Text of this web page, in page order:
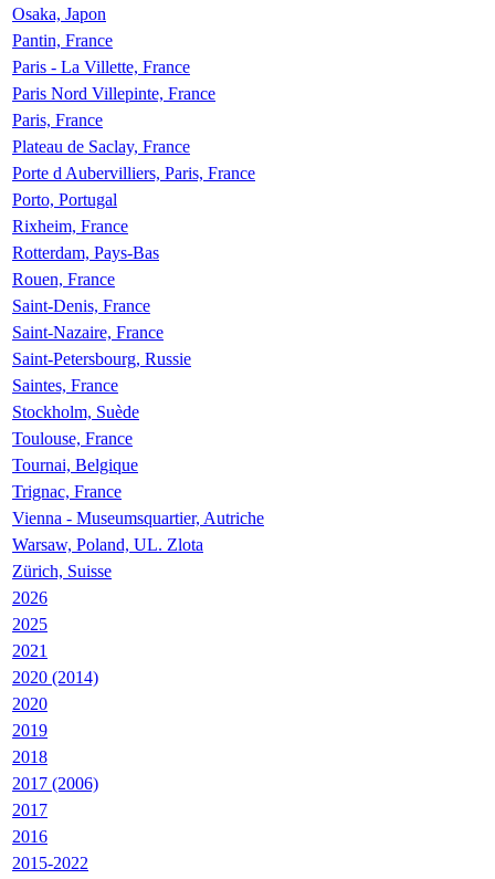
Osaka, Japon
Pantin, France
Paris - La Villette, France
Paris Nord Villepinte, France
Paris, France
Plateau de Saclay, France
Porte d Aubervilliers, Paris, France
Porto, Portugal
Rixheim, France
Rotterdam, Pays-Bas
Rouen, France
Saint-Denis, France
Saint-Nazaire, France
Saint-Petersbourg, Russie
Saintes, France
Stockholm, Suède
Toulouse, France
Tournai, Belgique
Trignac, France
Vienna - Museumsquartier, Autriche
Warsaw, Poland, UL. Zlota
Zürich, Suisse
2026
2025
2021
2020 (2014)
2020
2019
2018
2017 (2006)
2017
2016
2015-2022